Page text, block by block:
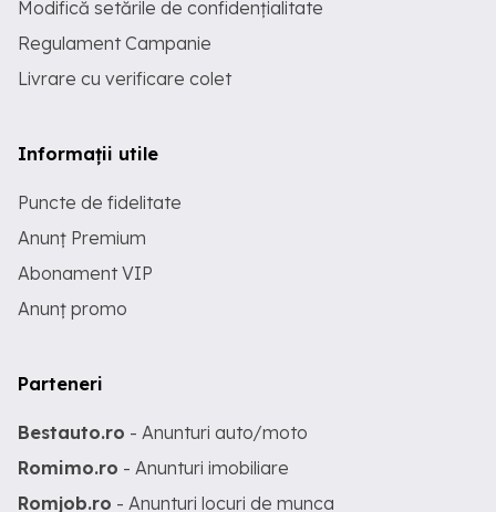
Modifică setările de confidențialitate
Regulament Campanie
Livrare cu verificare colet
Informații utile
Puncte de fidelitate
Anunț Premium
Abonament VIP
Anunț promo
Parteneri
Bestauto.ro - Anunturi auto/moto
Romimo.ro - Anunturi imobiliare
Romjob.ro - Anunturi locuri de munca